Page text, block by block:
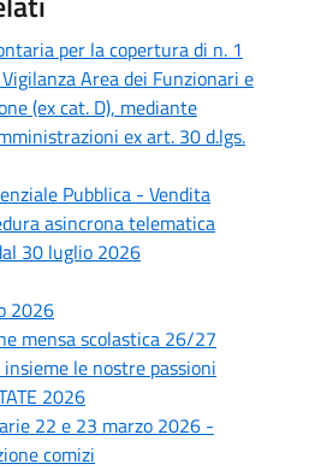
per la copertura di n. 1
Area dei Funzionari e
(ex cat. D), mediante
ex art. 30 d.lgs.
Pubblica - Vendita
asincrona telematica
30 luglio 2026
2026
mensa scolastica 26/27
le nostre passioni
2026
22 e 23 marzo 2026 -
comizi